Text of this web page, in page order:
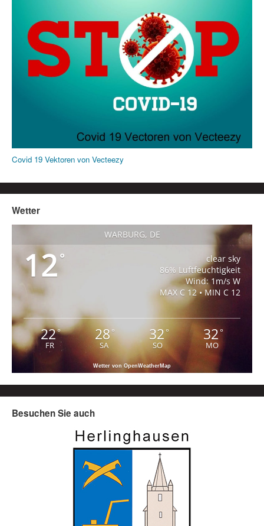
Covid 19 Vektoren von Vecteezy
Wetter
WARBURG, DE
12°
clear sky
86% Luftfeuchtigkeit
Wind: 1m/s W
MAX C 12 • MIN C 12
22°
FR
28°
SA
32°
SO
32°
MO
Wetter von OpenWeatherMap
Besuchen Sie auch